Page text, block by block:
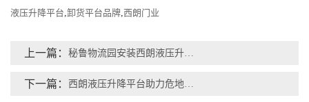
液压升降平台,卸货平台品牌,西朗门业
上一篇： 秘鲁物流园安装西朗液压升降平台，车厢与月台精准对接，打造南美现代化高效货运新标杆
下一篇： 西朗液压升降平台助力危地马拉电气企业实现高效安全装卸